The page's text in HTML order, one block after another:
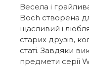
Весела і
Boch створена
щасливий і
старих друзів,
статі. Завдяки
предмети серії